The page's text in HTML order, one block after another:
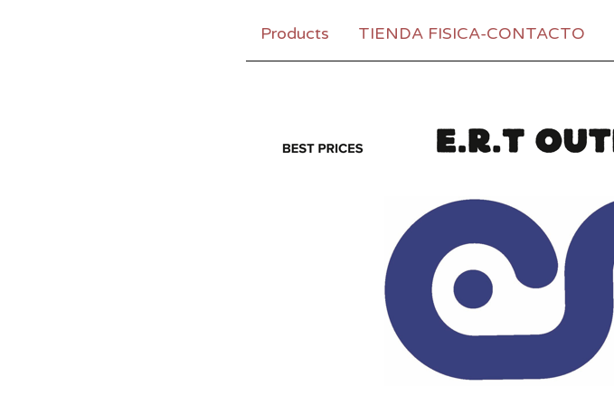
Products TIENDA FISICA-CONTACTO